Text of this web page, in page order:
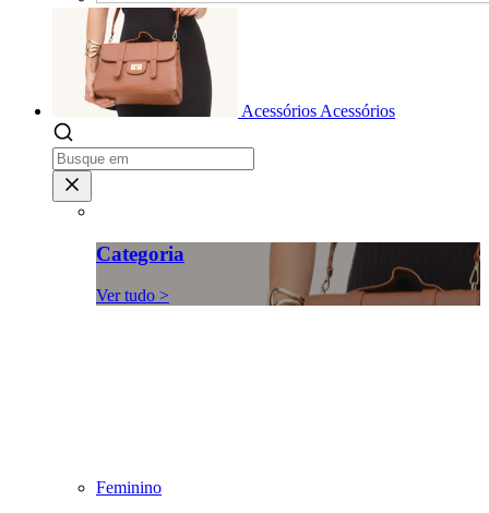
Acessórios Acessórios
Categoria
Ver tudo >
Feminino